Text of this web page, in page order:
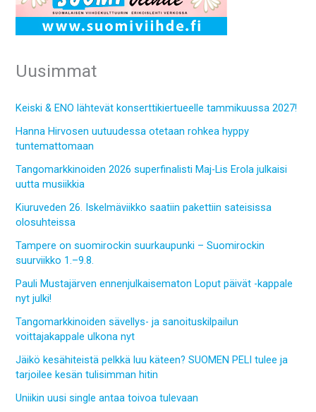
Uusimmat
Keiski & ENO lähtevät konserttikiertueelle tammikuussa 2027!
Hanna Hirvosen uutuudessa otetaan rohkea hyppy
tuntemattomaan
Tangomarkkinoiden 2026 superfinalisti Maj-Lis Erola julkaisi
uutta musiikkia
Kiuruveden 26. Iskelmäviikko saatiin pakettiin sateisissa
olosuhteissa
Tampere on suomirockin suurkaupunki – Suomirockin
suurviikko 1.–9.8.
Pauli Mustajärven ennenjulkaisematon Loput päivät -kappale
nyt julki!
Tangomarkkinoiden sävellys- ja sanoituskilpailun
voittajakappale ulkona nyt
Jäikö kesähiteistä pelkkä luu käteen? SUOMEN PELI tulee ja
tarjoilee kesän tulisimman hitin
Uniikin uusi single antaa toivoa tulevaan